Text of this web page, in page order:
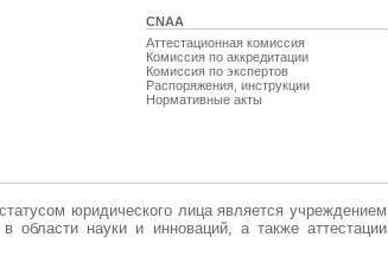
CNAA
Аттестационная комиссия
Комиссия по аккредитации
Комиссия по экспертов
Распоряжения, инструкции
Нормативные акты
юридического лица является учреждением
области науки и инноваций, а также аттестации